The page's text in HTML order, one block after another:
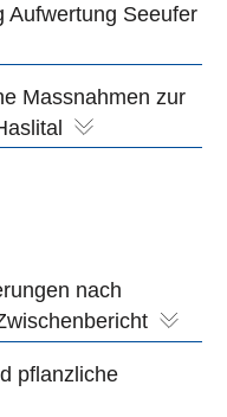
Aufwertung Seeufer
Massnahmen zur
nach
pflanzliche